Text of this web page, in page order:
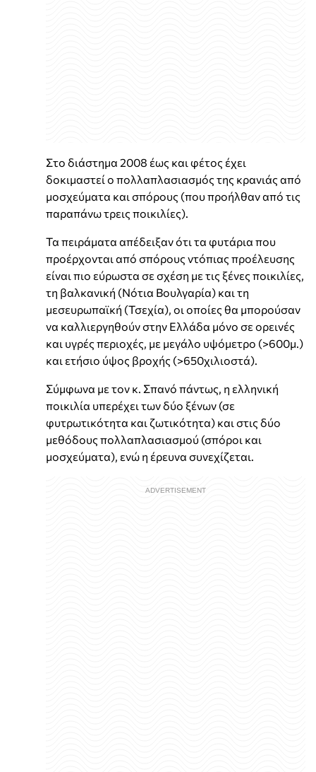
Στο διάστημα 2008 έως και φέτος έχει
δοκιμαστεί ο πολλαπλασιασμός της κρανιάς από
μοσχεύματα και σπόρους (που προήλθαν από τις
παραπάνω τρεις ποικιλίες).
Τα πειράματα απέδειξαν ότι τα φυτάρια που
προέρχονται από σπόρους ντόπιας προέλευσης
είναι πιο εύρωστα σε σχέση με τις ξένες ποικιλίες,
τη βαλκανική (Νότια Βουλγαρία) και τη
μεσευρωπαϊκή (Τσεχία), οι οποίες θα μπορούσαν
να καλλιεργηθούν στην Ελλάδα μόνο σε ορεινές
και υγρές περιοχές, με μεγάλο υψόμετρο (>600μ.)
και ετήσιο ύψος βροχής (>650χιλιοστά).
Σύμφωνα με τον κ. Σπανό πάντως, η ελληνική
ποικιλία υπερέχει των δύο ξένων (σε
φυτρωτικότητα και ζωτικότητα) και στις δύο
μεθόδους πολλαπλασιασμού (σπόροι και
μοσχεύματα), ενώ η έρευνα συνεχίζεται.